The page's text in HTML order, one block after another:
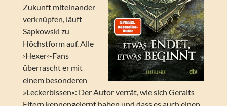
Zukunft miteinander
verknüpfen, läuft
Sapkowski zu
Höchstform auf. Alle
›Hexer‹-Fans
überrascht er mit
einem besonderen
»Leckerbissen«: Der Autor verrät, wie sich Geralts
Eltern kennengelernt haben und dass es auch einen